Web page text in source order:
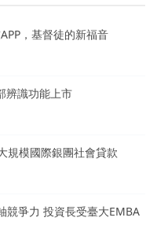
，基督徒的新福音
辨識功能上市
規模國際銀團社會貸款
競爭力 投資長受臺大EMBA